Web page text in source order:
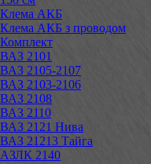
Клема АКБ
Клема АКБ з проводом
Комплект
ВАЗ 2101
ВАЗ 2105-2107
ВАЗ 2103-2106
ВАЗ 2108
ВАЗ 2110
ВАЗ 2121 Нива
ВАЗ 21213 Тайга
АЗЛК 2140